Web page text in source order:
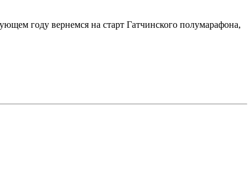
году вернемся на старт Гатчинского полумарафона,